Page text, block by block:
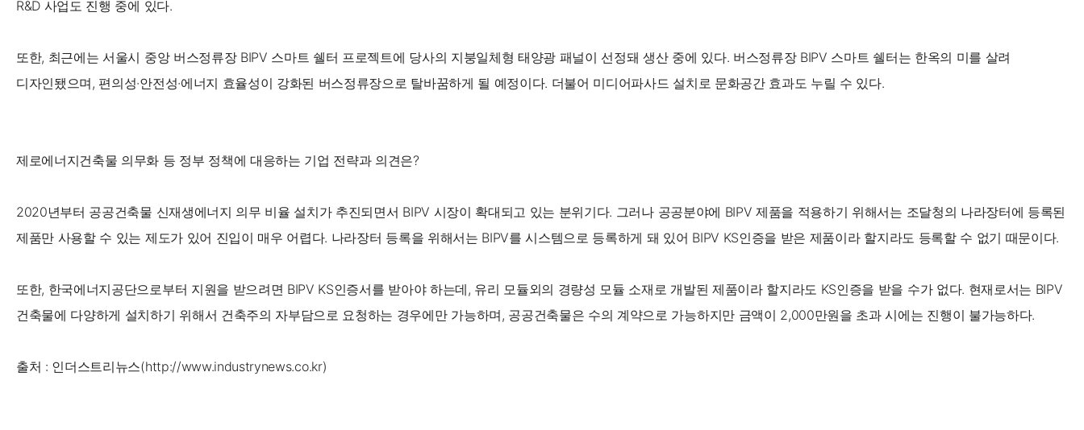
R&D 사업도 진행 중에 있다.
또한, 최근에는 서울시 중앙 버스정류장 BIPV 스마트 쉘터 프로젝트에 당사의 지붕일체형 태양광 패널이 선정돼 생산 중에 있다. 버스정류장 BIPV 스마트 쉘터는 한옥의 미를 살려
디자인됐으며, 편의성·안전성·에너지 효율성이 강화된 버스정류장으로 탈바꿈하게 될 예정이다. 더불어 미디어파사드 설치로 문화공간 효과도 누릴 수 있다.
제로에너지건축물 의무화 등 정부 정책에 대응하는 기업 전략과 의견은?
2020년부터 공공건축물 신재생에너지 의무 비율 설치가 추진되면서 BIPV 시장이 확대되고 있는 분위기다. 그러나 공공분야에 BIPV 제품을 적용하기 위해서는 조달청의 나라장터에 등록된
제품만 사용할 수 있는 제도가 있어 진입이 매우 어렵다. 나라장터 등록을 위해서는 BIPV를 시스템으로 등록하게 돼 있어 BIPV KS인증을 받은 제품이라 할지라도 등록할 수 없기 때문이다.
또한, 한국에너지공단으로부터 지원을 받으려면 BIPV KS인증서를 받아야 하는데, 유리 모듈외의 경량성 모듈 소재로 개발된 제품이라 할지라도 KS인증을 받을 수가 없다. 현재로서는 BIPV
건축물에 다양하게 설치하기 위해서 건축주의 자부담으로 요청하는 경우에만 가능하며, 공공건축물은 수의 계약으로 가능하지만 금액이 2,000만원을 초과 시에는 진행이 불가능하다.
출처 : 인더스트리뉴스(http://www.industrynews.co.kr)